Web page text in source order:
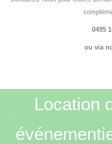
0495
ou via
Location